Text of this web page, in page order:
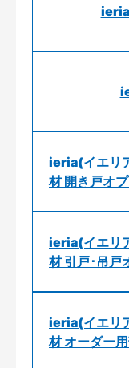
ieria(イエリ
材 開き戸オ
ieria(イエリ
材 引戸･吊戸
ieria(イエリ
材 オーダー